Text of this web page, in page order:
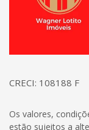
CRECI: 108188 F
Os valores,
estão sujeitos a